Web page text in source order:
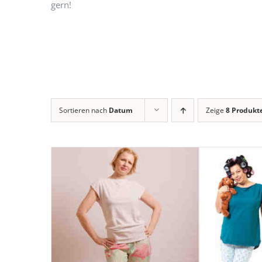
gern!
Sortieren nach Datum Zeige 8